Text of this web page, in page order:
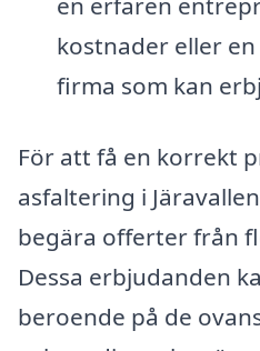
kostnader eller
firma som kan
För att få en korrekt
asfaltering i
begära offerter från
Dessa erbjudanden
beroende på de